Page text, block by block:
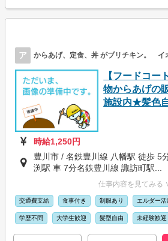
ア からあげ、定食、丼 がブリチキン。 イ
【フードコー
物からあげの
施設内★髪色
時給1,250円
豊川市 / 名鉄豊川線 八幡駅 徒歩 5
渕駅 車 7分名鉄豊川線 諏訪町駅...
仕事内容を見てみる
交通費支給 食事付き 制服あり エルダー活
学歴不問 大学生歓迎 髪型自由 未経験歓迎